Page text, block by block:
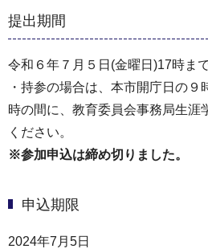
提出期間
令和６年７月５日(金曜日)17時ま
・持参の場合は、本市開庁日の
時の間に、教育委員会事務局生涯
ください。
※参加申込は締め切りました。
申込期限
2024年7月5日